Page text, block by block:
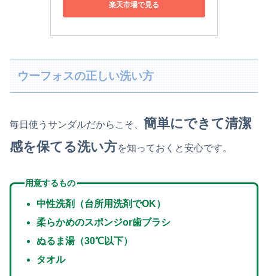
楽天市場で見る
ウーフォスの正しい洗い方
毎日使うサンダルだからこそ、 簡単にできて清潔
感を保てる洗い方を知っておくと安心です。
用意するもの
中性洗剤（台所用洗剤でOK）
柔らかめのスポンジor歯ブラシ
ぬるま湯（30℃以下）
タオル